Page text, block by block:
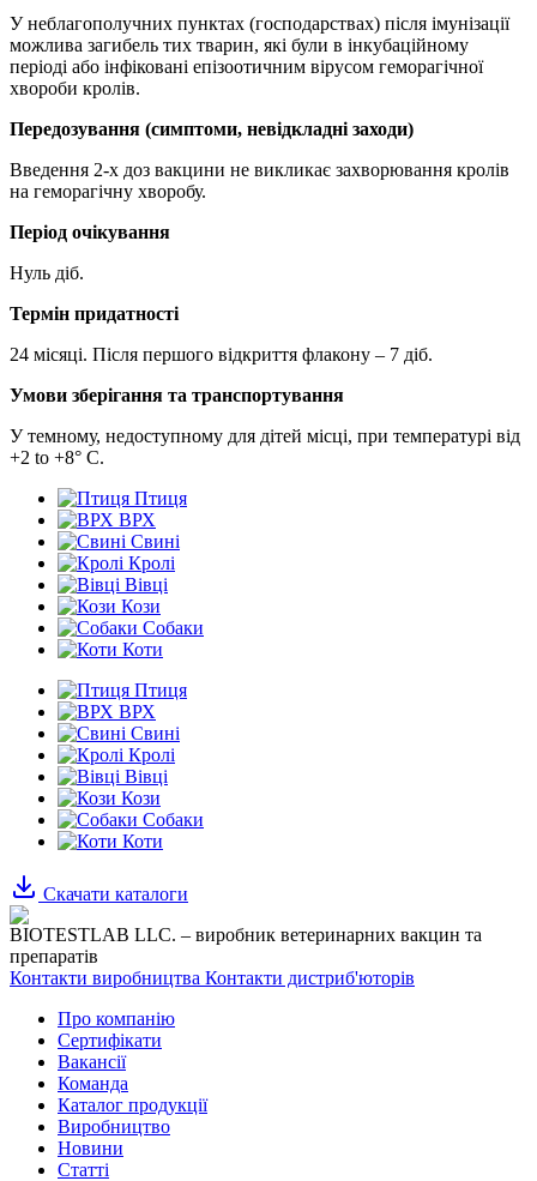
У неблагополучних пунктах (господарствах) після імунізації
можлива загибель тих тварин, які були в інкубаційному
періоді або інфіковані епізоотичним вірусом геморагічної
хвороби кролів.
Передозування (симптоми, невідкладні заходи)
Введення 2-х доз вакцини не викликає захворювання кролів
на геморагічну хворобу.
Період очікування
Нуль діб.
Термін придатності
24 місяці. Після першого відкриття флакону – 7 діб.
Умови зберігання та транспортування
У темному, недоступному для дітей місці, при температурі від
+2 to +8° С.
Птиця
ВРХ
Свині
Кролі
Вівці
Кози
Собаки
Коти
Птиця
ВРХ
Свині
Кролі
Вівці
Кози
Собаки
Коти
Скачати каталоги
BIOTESTLAB LLC. – виробник ветеринарних вакцин та
препаратів
Контакти виробництва Контакти дистриб'юторів
Про компанію
Сертифікати
Вакансії
Команда
Каталог продукції
Виробництво
Новини
Статті